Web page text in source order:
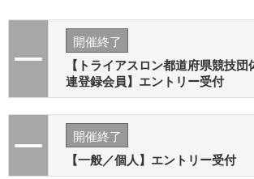
開催終了
【トライアスロン都道府県競技団
連登録会員】エントリー受付
開催終了
【一般／個人】エントリー受付